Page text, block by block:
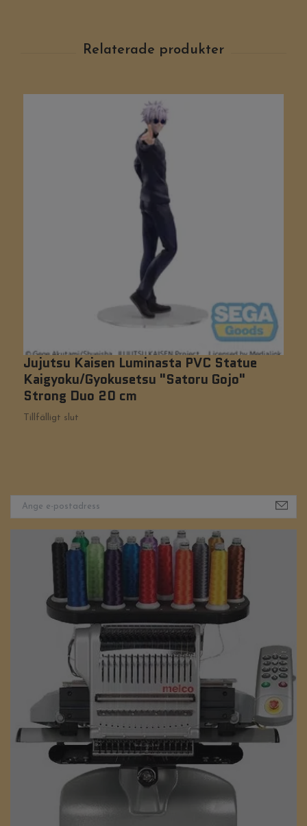
Jujutsu Kaisen Luminasta PVC Statue
Kaigyoku/Gyokusetsu "Satoru Gojo"
Strong Duo 20 cm
Tillfälligt slut